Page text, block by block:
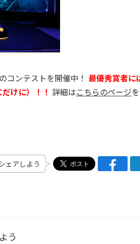
コンテストを開催中！ 最優秀賞者に
けに）！！ 詳細はこちらのページ
ェアしよう
う